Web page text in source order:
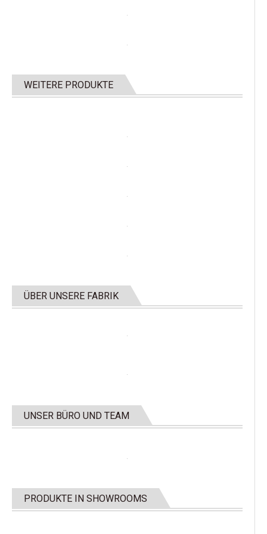
WEITERE PRODUKTE
ÜBER UNSERE FABRIK
UNSER BÜRO UND TEAM
PRODUKTE IN SHOWROOMS